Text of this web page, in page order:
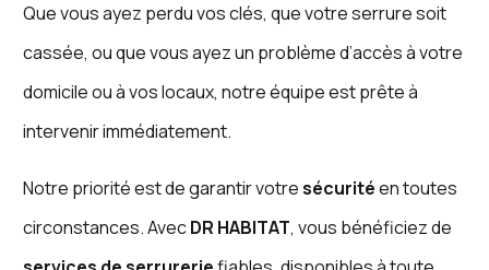
Que vous ayez perdu vos clés, que votre serrure soit
cassée, ou que vous ayez un problème d’accès à votre
domicile ou à vos locaux, notre équipe est prête à
intervenir immédiatement.
Notre priorité est de garantir votresécuritéen toutes
circonstances. AvecDR HABITAT, vous bénéficiez de